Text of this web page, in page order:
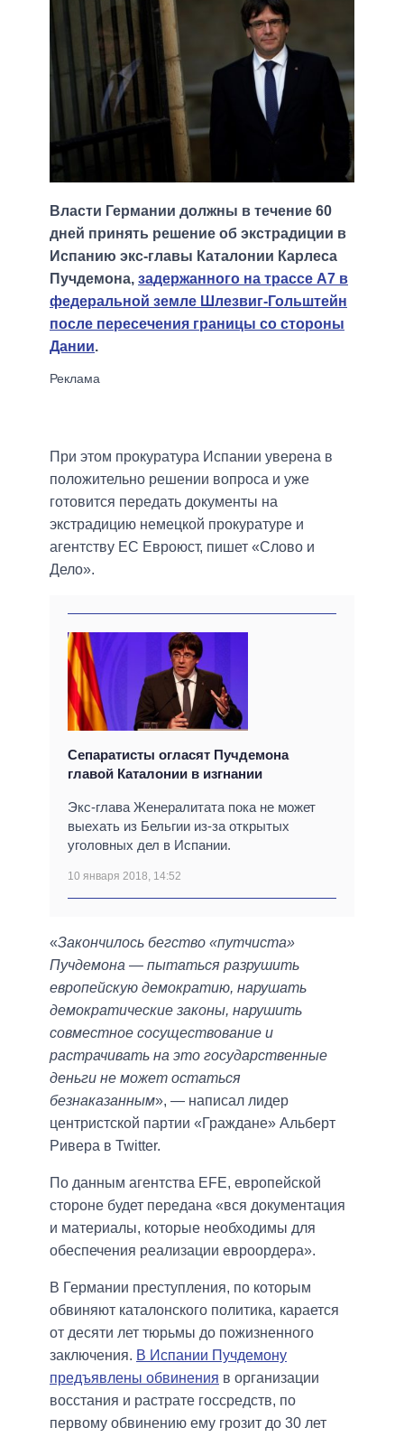
Власти Германии должны в течение 60
дней принять решение об экстрадиции в
Испанию экс-главы Каталонии Карлеса
Пучдемона, задержанного на трассе А7 в
федеральной земле Шлезвиг-Гольштейн
после пересечения границы со стороны
Дании.
При этом прокуратура Испании уверена в
положительно решении вопроса и уже
готовится передать документы на
экстрадицию немецкой прокуратуре и
агентству ЕС Евроюст, пишет «Слово и
Дело».
Сепаратисты огласят Пучдемона
главой Каталонии в изгнании
Экс-глава Женералитата пока не может
выехать из Бельгии из-за открытых
уголовных дел в Испании.
10 января 2018, 14:52
«Закончилось бегство «путчиста»
Пучдемона — пытаться разрушить
европейскую демократию, нарушать
демократические законы, нарушить
совместное сосуществование и
растрачивать на это государственные
деньги не может остаться
безнаказанным», — написал лидер
центристской партии «Граждане» Альберт
Ривера в Twitter.
По данным агентства EFE, европейской
стороне будет передана «вся документация
и материалы, которые необходимы для
обеспечения реализации евроордера».
В Германии преступления, по которым
обвиняют каталонского политика, карается
от десяти лет тюрьмы до пожизненного
заключения. В Испании Пучдемону
предъявлены обвинения в организации
восстания и растрате госсредств, по
первому обвинению ему грозит до 30 лет